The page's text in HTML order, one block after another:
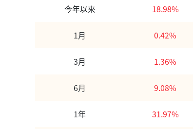
今年以來 18.98%
1月 0.42%
3月 1.36%
6月 9.08%
1年 31.97%